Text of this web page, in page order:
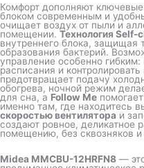
Комфорт дополняют
блоком современным и
очищает воздух от пыли и
помещении. Технология Self-
внутреннего блока, защищая
образования бактерий.
управление особенно
расписания и
предотвращает подачу
обогрева, ночной режим
для сна, а Follow Me
именно там, где находитесь
скоростью вентилятора и
создают ровное, деликатное
помещению, без сквозняков и
Midea MMCBU-12HRFN8 —